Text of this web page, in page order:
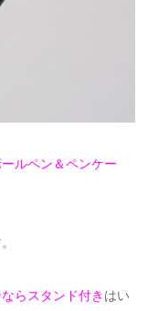
ルペン＆ペンケー
らスタンド付き はい